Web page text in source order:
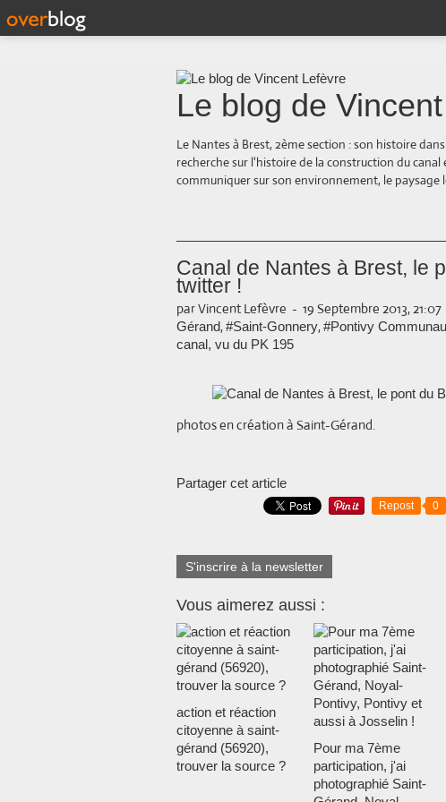
Le blog de
Le Nantes à Brest, 2ème section : son histoire
recherche sur l'histoire de la construction du
communiquer sur son environnement, le paysage
Canal de Nantes à Brest, le
twitter !
par Vincent Lefèvre - 19 Septembre 2013, 21:07
Gérand,#Saint-Gonnery,#Pontivy
canal, vu du PK 195
photos en création à Saint-Gérand.
Partager cet article
Repost 0
S'inscrire à la newsletter
Vous aimerez aussi :
action et réaction
citoyenne à saint-
gérand (56920),
trouver la source ?
Pour ma 7ème
participation, j'ai
photographié Saint-